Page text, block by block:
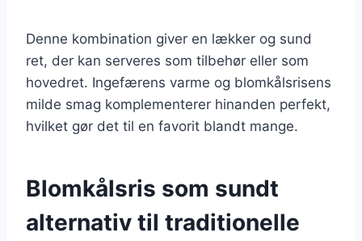
Denne kombination giver en lækker og sund
ret, der kan serveres som tilbehør eller som
hovedret. Ingefærens varme og blomkålsrisens
milde smag komplementerer hinanden perfekt,
hvilket gør det til en favorit blandt mange.
Blomkålsris som sundt
alternativ til traditionelle